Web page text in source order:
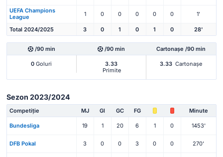
UEFA Champions
League
1 0 0 0 0 0 1'
Total 2024/2025 3 0 1 0 1 0 28'
/90 min /90 min Cartonașe /90 min
0 Goluri
3.33
Primite
3.33 Cartonașe
Sezon 2023/2024
Competiție MJ Gl GC FG Minute
Bundesliga 19 1 20 6 1 0 1453'
DFB Pokal 3 0 0 3 0 0 270'